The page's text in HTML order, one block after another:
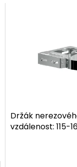
Držák
vzdálenost: 115-